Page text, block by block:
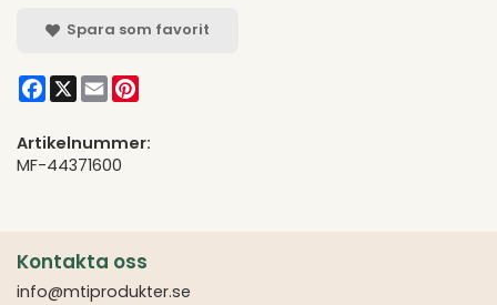
Spara som favorit
Facebook
X Email
Artikelnummer:
MF-44371600
Kontakta oss
info@mtiprodukter.se